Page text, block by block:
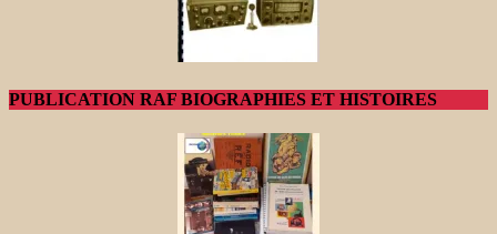
PUBLICATION RAF BIOGRAPHIES ET HISTOIRES